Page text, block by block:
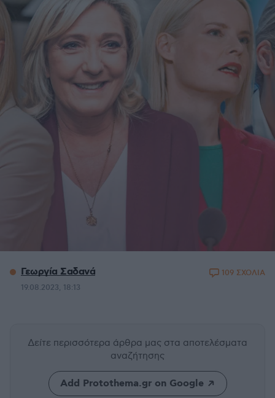
Γεωργία Σαδανά
19.08.2023, 18:13
109 ΣΧΟΛΙΑ
Δείτε περισσότερα άρθρα μας στα αποτελέσματα
αναζήτησης
Add Protothema.gr on Google